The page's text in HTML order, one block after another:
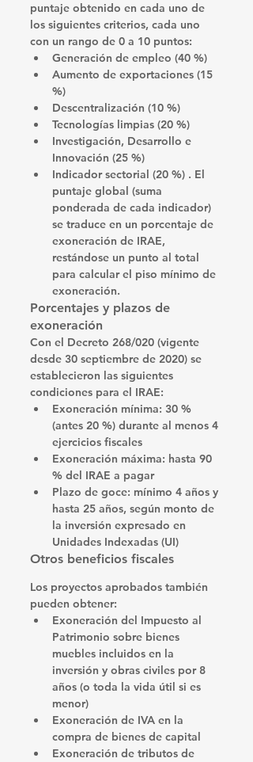
puntaje obtenido en cada uno de
los siguientes criterios, cada uno
con un rango de 0 a 10 puntos:
Generación de empleo (40 %)
Aumento de exportaciones (15
%)
Descentralización (10 %)
Tecnologías limpias (20 %)
Investigación, Desarrollo e
Innovación (25 %)
Indicador sectorial (20 %) . El
puntaje global (suma
ponderada de cada indicador)
se traduce en un porcentaje de
exoneración de IRAE,
restándose un punto al total
para calcular el piso mínimo de
exoneración.
Porcentajes y plazos de
exoneración
Con el Decreto 268/020 (vigente
desde 30 septiembre de 2020) se
establecieron las siguientes
condiciones para el IRAE:
Exoneración mínima: 30 %
(antes 20 %) durante al menos 4
ejercicios fiscales
Exoneración máxima: hasta 90
% del IRAE a pagar
Plazo de goce: mínimo 4 años y
hasta 25 años, según monto de
la inversión expresado en
Unidades Indexadas (UI)
Otros beneficios fiscales
Los proyectos aprobados también
pueden obtener:
Exoneración del Impuesto al
Patrimonio sobre bienes
muebles incluidos en la
inversión y obras civiles por 8
años (o toda la vida útil si es
menor)
Exoneración de IVA en la
compra de bienes de capital
Exoneración de tributos de